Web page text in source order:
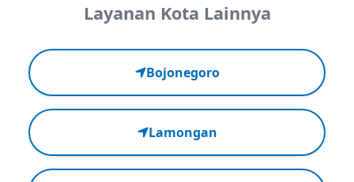
Layanan Kota Lainnya
Bojonegoro
Lamongan